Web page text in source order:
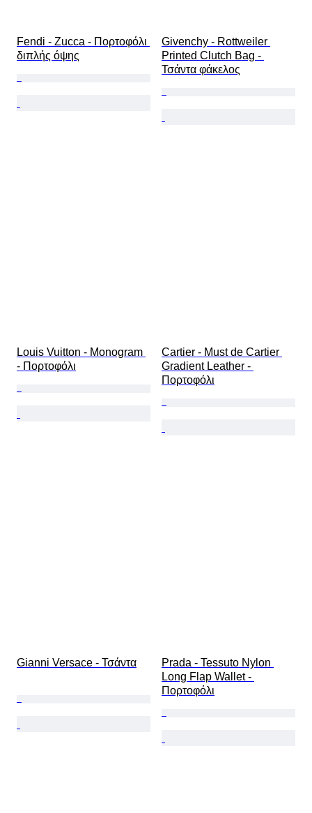
Fendi - Zucca - Πορτοφόλι
διπλής όψης
Givenchy - Rottweiler
Printed Clutch Bag -
Τσάντα φάκελος
Louis Vuitton - Monogram
- Πορτοφόλι
Cartier - Must de Cartier
Gradient Leather -
Πορτοφόλι
Gianni Versace - Τσάντα
Prada - Tessuto Nylon
Long Flap Wallet -
Πορτοφόλι